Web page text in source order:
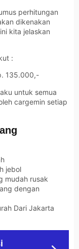
perhitungan
dikenakan
kita jelaskan
:
135.000,-
untuk semua
cargemin setiap
jebol
mudah rusak
dengan
Dari Jakarta